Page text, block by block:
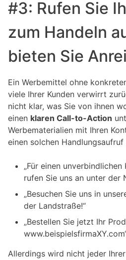
#3: Rufen Sie
zum Handeln
bieten Sie
Ein Werbemittel ohne
viele Ihrer Kunden verwirrt
nicht klar, was Sie von ihnen
einen klaren Call-to-Action
Werbematerialien mit Ihren
einen solchen
„Für einen
rufen Sie uns an unter der
„Besuchen Sie uns in
der Landstraße!“
„Bestellen Sie jetzt Ihr
Allerdings wird nicht jeder